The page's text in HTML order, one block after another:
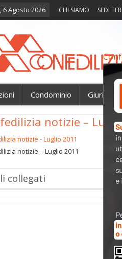
6 Agosto 2026 CHI SIAMO SEDI
Condominio
notizie –
notizie - Luglio 2011
notizie – Luglio 2011
collegati